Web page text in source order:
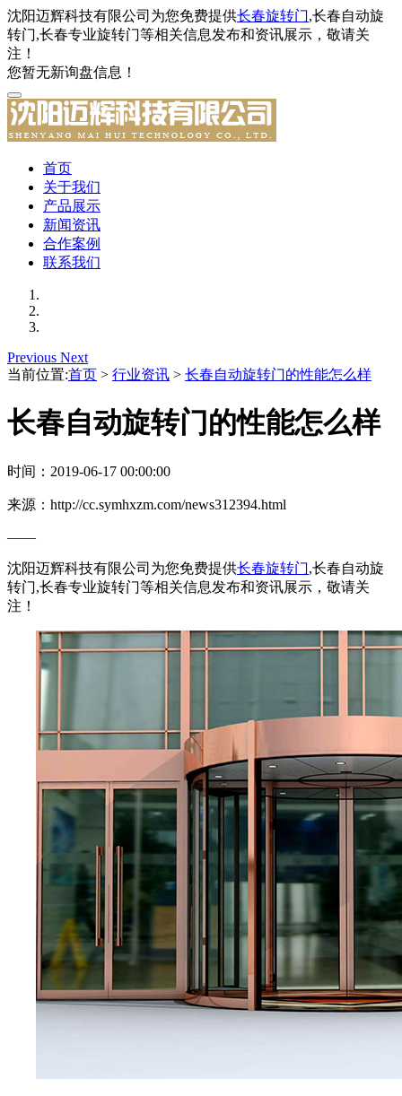
沈阳迈辉科技有限公司为您免费提供长春旋转门,长春自动旋
转门,长春专业旋转门等相关信息发布和资讯展示，敬请关
注！
您暂无新询盘信息！
首页
关于我们
产品展示
新闻资讯
合作案例
联系我们
Previous Next
当前位置:首页 > 行业资讯 > 长春自动旋转门的性能怎么样
长春自动旋转门的性能怎么样
时间：2019-06-17 00:00:00
来源：http://cc.symhxzm.com/news312394.html
——
沈阳迈辉科技有限公司为您免费提供长春旋转门,长春自动旋
转门,长春专业旋转门等相关信息发布和资讯展示，敬请关
注！